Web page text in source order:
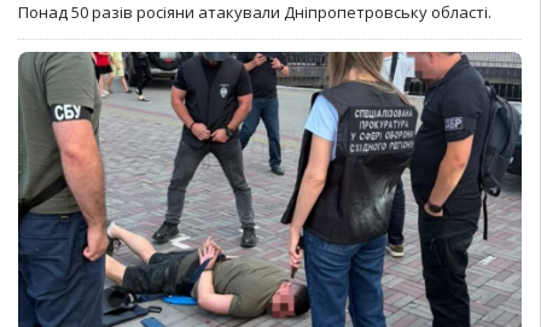
Понад 50 разів росіяни атакували Дніпропетровську області.